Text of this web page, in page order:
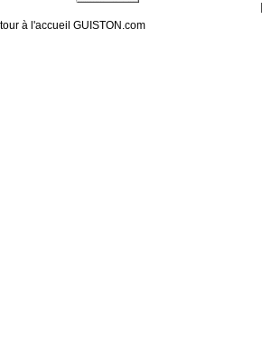
à l'accueil GUISTON.com